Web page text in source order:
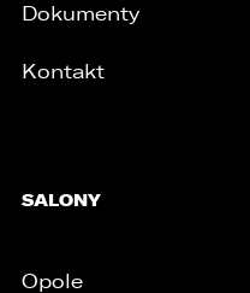
Dokumenty
Kontakt
SALONY
Opole